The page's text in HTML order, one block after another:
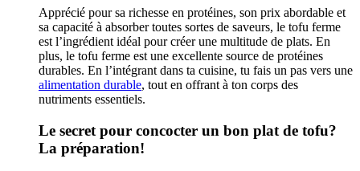
Apprécié pour sa richesse en protéines, son prix abordable et
sa capacité à absorber toutes sortes de saveurs, le tofu ferme
est l’ingrédient idéal pour créer une multitude de plats. En
plus, le tofu ferme est une excellente source de protéines
durables. En l’intégrant dans ta cuisine, tu fais un pas vers une
alimentation durable, tout en offrant à ton corps des
nutriments essentiels.
Le secret pour concocter un bon plat de tofu?
La préparation!